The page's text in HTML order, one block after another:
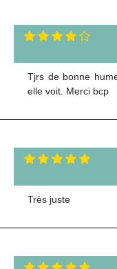
Tjrs de bonne
elle voit. Merci bcp
Très juste